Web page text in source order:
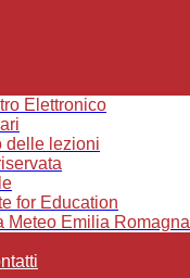
Elettronico
delle lezioni
for Education
Meteo Emilia Romagna